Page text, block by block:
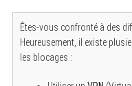
Êtes-vous confronté à des
Heureusement, il existe
les blocages :
e
a
c